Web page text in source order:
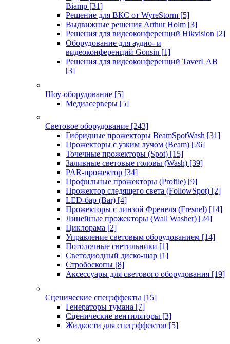
Biamp [31]
Решение для ВКС от WyreStorm [5]
Выдвижные решения Arthur Holm [3]
Решения для видеоконференций Hikvision [2]
Оборудование для аудио- и
видеоконференций Gonsin [1]
Решения для видеоконференций TaverLAB
[3]
Шоу-оборудование [5]
Медиасерверы [5]
Световое оборудование [243]
Гибридные прожекторы BeamSpotWash [31]
Прожекторы с узким лучом (Beam) [26]
Точечные прожекторы (Spot) [15]
Заливные световые головы (Wash) [39]
PAR-прожектор [34]
Профильные прожекторы (Profile) [9]
Прожектор следящего света (FollowSpot) [2]
LED-бар (Bar) [4]
Прожекторы с линзой Френеля (Fresnel) [14]
Линейные прожекторы (Wall Washer) [24]
Циклорама [2]
Управление световым оборудованием [14]
Потолочные светильники [1]
Светодиодный диско-шар [1]
Стробоскопы [8]
Аксессуары для светового оборудования [19]
Сценические спецэффекты [15]
Генераторы тумана [7]
Сценические вентиляторы [3]
Жидкости для спецэффектов [5]